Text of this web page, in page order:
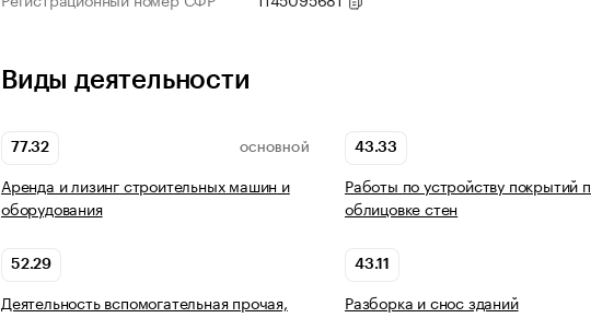
Виды деятельности
77.32 ОСНОВНОЙ
Аренда и лизинг строительных машин и
оборудования
43.33
Работы по устройству покрытий
облицовке стен
52.29
Деятельность вспомогательная прочая,
43.11
Разборка и снос зданий